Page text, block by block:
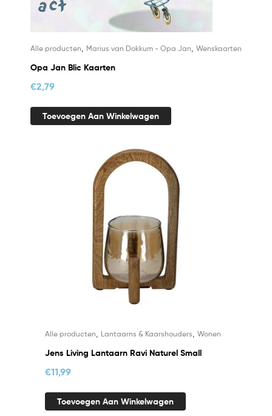
Alle producten Marius van Dokkum - Opa Jan Wenskaarten
Opa Jan Blic Kaarten
€2,79
Toevoegen Aan Winkelwagen
Alle producten Lantaarns & Kaarshouders Wonen
Jens Living Lantaarn Ravi Naturel Small
€11,99
Toevoegen Aan Winkelwagen